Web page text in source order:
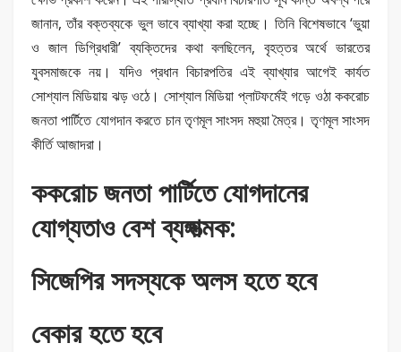
জানান, তাঁর বক্তব্যকে ভুল ভাবে ব্যাখ্যা করা হচ্ছে। তিনি বিশেষভাবে ‘ভুয়া
ও জাল ডিগ্রিধারী’ ব্যক্তিদের কথা বলছিলেন, বৃহত্তর অর্থে ভারতের
যুবসমাজকে নয়। যদিও প্রধান বিচারপতির এই ব্যাখ্যার আগেই কার্যত
সোশ্যাল মিডিয়ায় ঝড় ওঠে। সোশ্যাল মিডিয়া প্লাটফর্মেই গড়ে ওঠা ককরোচ
জনতা পার্টিতে যোগদান করতে চান তৃণমূল সাংসদ মহুয়া মৈত্র। তৃণমূল সাংসদ
কীর্তি আজাদরা।
ককরোচ জনতা পার্টিতে যোগদানের
যোগ্যতাও বেশ ব্যঙ্গাত্মক:
সিজেপির সদস্যকে অলস হতে হবে
বেকার হতে হবে